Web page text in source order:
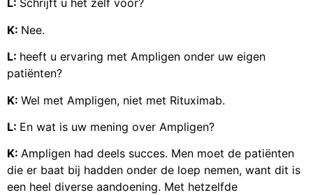
L: Schrijft u het zelf voor?
K: Nee.
L: heeft u ervaring met Ampligen onder uw eigen
patiënten?
K: Wel met Ampligen, niet met Rituximab.
L: En wat is uw mening over Ampligen?
K: Ampligen had deels succes. Men moet de patiënten
die er baat bij hadden onder de loep nemen, want dit is
een heel diverse aandoening. Met hetzelfde